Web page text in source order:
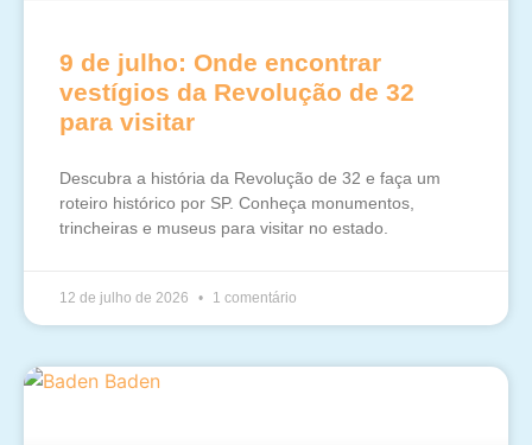
9 de julho: Onde encontrar
vestígios da Revolução de 32
para visitar
Descubra a história da Revolução de 32 e faça um
roteiro histórico por SP. Conheça monumentos,
trincheiras e museus para visitar no estado.
12 de julho de 2026 1 comentário